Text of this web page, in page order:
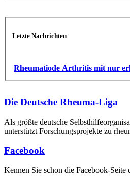
Letzte Nachrichten
Rheumatiode Arthritis mit nur
Die Deutsche Rheuma-Liga
Als größte deutsche
unterstützt Forschungsprojekte zu
Facebook
Kennen Sie schon die Facebook-Seite